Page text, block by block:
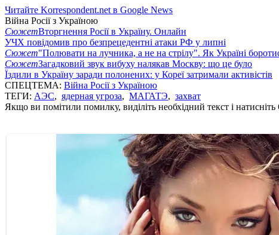
Читайте Korrespondent.net в Google News
Війна Росії з Україною
СюжетВторгнення Росії в Україну. Онлайн
УЧХ повідомив про безпрецедентні атаки РФ у липні
Сюжет"Полювати на лучника, а не на стрілу". Як Україні
СюжетЗагадковий звук вибуху налякав Москву: що це було
Їздили в Україну заради полонених: у Кореї затримали активістів
СПЕЦТЕМА: Війна Росії з Україною
ТЕГИ: АЭС, ядерная угроза, МАГАТЭ, захват
Якщо ви помітили помилку, виділіть необхідний текст і